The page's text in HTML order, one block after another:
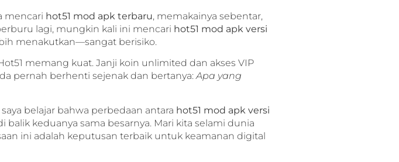
mencari hot51 mod apk terbaru, memakainya sebentar,
lagi, mungkin kali ini mencari hot51 mod apk versi
menakutkan—sangat berisiko.
memang kuat. Janji koin unlimited dan akses VIP
pernah berhenti sejenak dan bertanya:Apa yang
belajar bahwa perbedaan antara hot51 mod apk versi
balik keduanya sama besarnya. Mari kita selami dunia
ini adalah keputusan terbaik untuk keamanan digital